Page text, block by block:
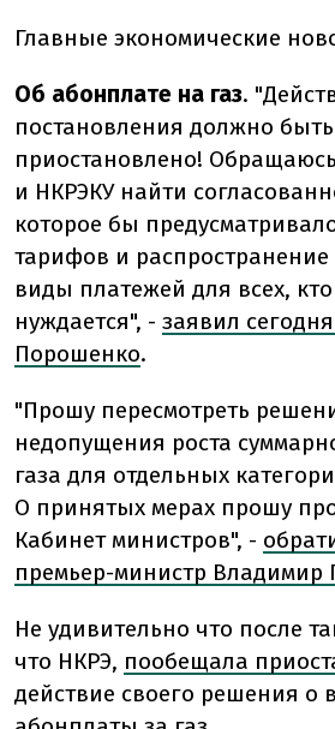
Главные экономические
Об абонплате на газ.
постановления должно быть
приостановлено!
и НКРЭКУ найти
которое бы
тарифов и распространение
виды платежей для всех,
нуждается", - заявил
Порошенко.
"Прошу пересмотреть
недопущения роста
газа для отдельных
О принятых мерах прошу
Кабинет министров", -
премьер-министр Владимир
Не удивительно что после
что НКРЭ, пообещала
действие своего решения о